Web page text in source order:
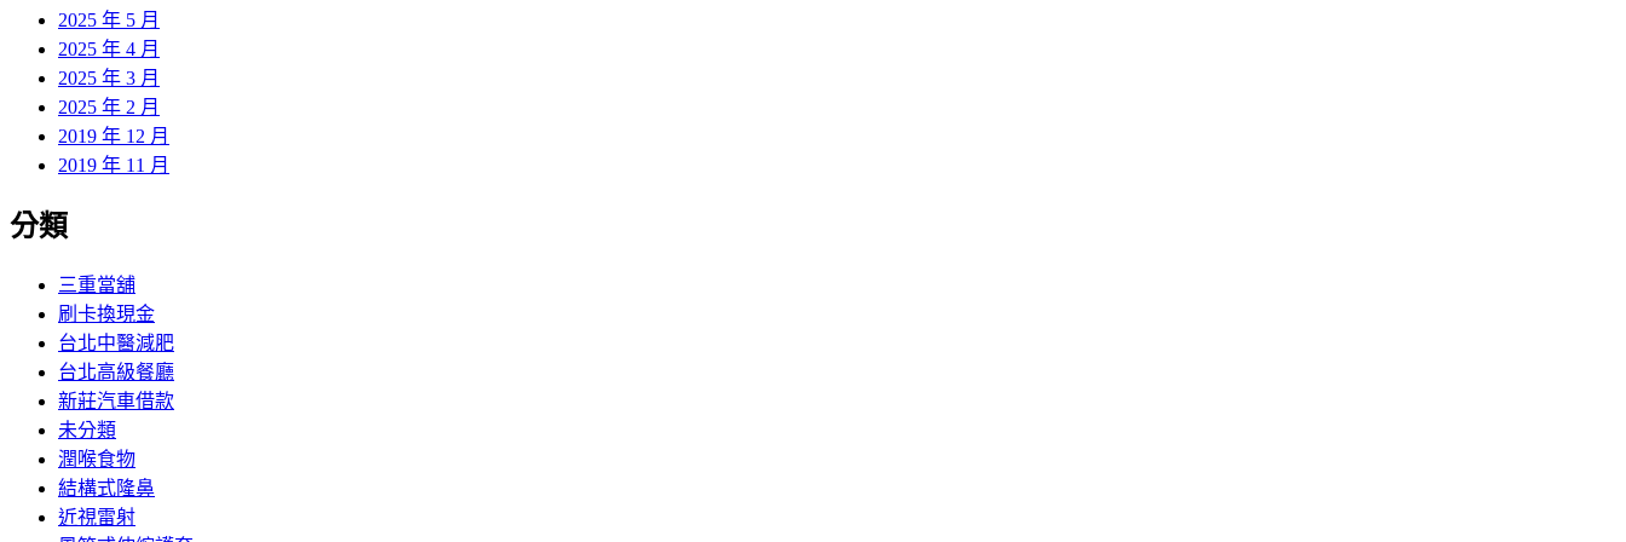
2025 年 5 月
2025 年 4 月
2025 年 3 月
2025 年 2 月
2019 年 12 月
2019 年 11 月
分類
三重當舖
刷卡換現金
台北中醫減肥
台北高級餐廳
新莊汽車借款
未分類
潤喉食物
結構式隆鼻
近視雷射